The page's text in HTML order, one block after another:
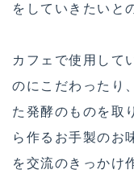
をしていきたいと
カフェで使用して
のにこだわったり
た発酵のものを取
ら作るお手製のお
を交流のきっかけ